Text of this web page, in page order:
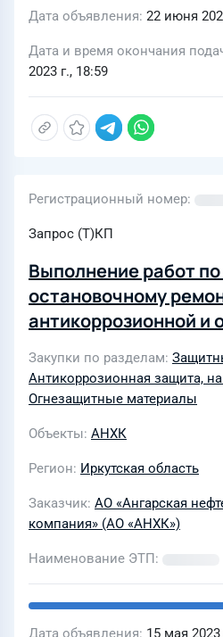
Дата объявления 22 июня
Дата и время окончания
2023 г., 18:59
Регистрационный номер
Запрос (Т)КП
Выполнение работ
остановочному
антикоррозионной и
АО «АНХК»
Закупки по разделам
Антикоррозионная защита,
Огнезащитные материалы
Объекты АНХК
Регион Иркутская область
Заказчик АО «Ангарская
компания» (АО «АНХК»)
Наименование ЭТП
Дата объявления 15 мая 2023